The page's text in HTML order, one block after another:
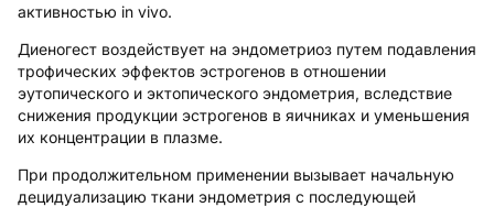
активностью in vivo.
Диеногест воздействует на эндометриоз путем подавления
трофических эффектов эстрогенов в отношении
эутопического и эктопического эндометрия, вследствие
снижения продукции эстрогенов в яичниках и уменьшения
их концентрации в плазме.
При продолжительном применении вызывает начальную
децидуализацию ткани эндометрия с последующей